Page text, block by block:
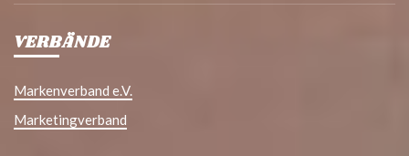
VERBÄNDE
Markenverband e.V.
Marketingverband